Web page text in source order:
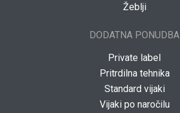
Žeblji
DODATNA PONUDBA
Private label
Pritrdilna tehnika
Standard vijaki
Vijaki po naročilu